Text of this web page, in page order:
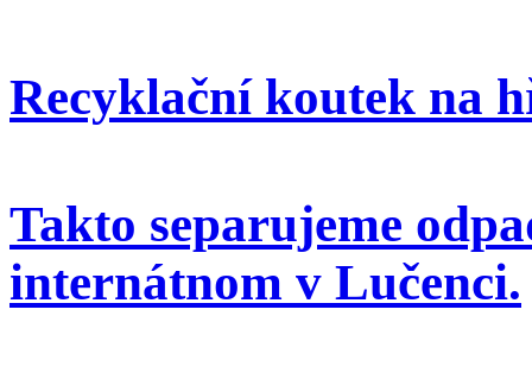
Recyklační koutek na
Takto separujeme
internátnom v Lučenci.